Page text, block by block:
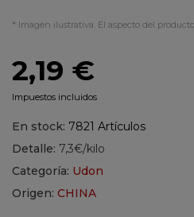
* Imagen ilustrativa. El aspecto del
2,19 €
Impuestos incluidos
En stock: 7821 Artículos
Detalle: 7,3€/kilo
Categoría: Udon
Origen: CHINA